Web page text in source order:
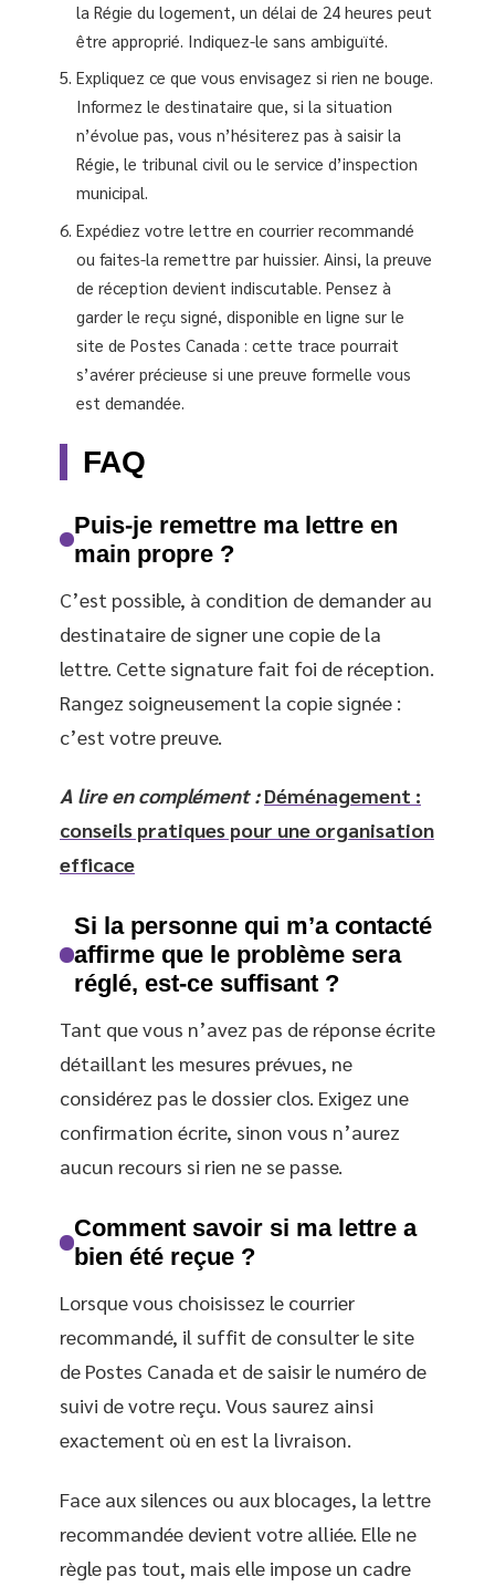
la Régie du logement, un délai de 24 heures peut
être approprié. Indiquez-le sans ambiguïté.
Expliquez ce que vous envisagez si rien ne bouge.
Informez le destinataire que, si la situation
n’évolue pas, vous n’hésiterez pas à saisir la
Régie, le tribunal civil ou le service d’inspection
municipal.
Expédiez votre lettre en courrier recommandé
ou faites-la remettre par huissier. Ainsi, la preuve
de réception devient indiscutable. Pensez à
garder le reçu signé, disponible en ligne sur le
site de Postes Canada : cette trace pourrait
s’avérer précieuse si une preuve formelle vous
est demandée.
FAQ
Puis-je remettre ma lettre en
main propre ?
C’est possible, à condition de demander au
destinataire de signer une copie de la
lettre. Cette signature fait foi de réception.
Rangez soigneusement la copie signée :
c’est votre preuve.
A lire en complément : Déménagement :
conseils pratiques pour une organisation
efficace
Si la personne qui m’a contacté
affirme que le problème sera
réglé, est-ce suffisant ?
Tant que vous n’avez pas de réponse écrite
détaillant les mesures prévues, ne
considérez pas le dossier clos. Exigez une
confirmation écrite, sinon vous n’aurez
aucun recours si rien ne se passe.
Comment savoir si ma lettre a
bien été reçue ?
Lorsque vous choisissez le courrier
recommandé, il suffit de consulter le site
de Postes Canada et de saisir le numéro de
suivi de votre reçu. Vous saurez ainsi
exactement où en est la livraison.
Face aux silences ou aux blocages, la lettre
recommandée devient votre alliée. Elle ne
règle pas tout, mais elle impose un cadre